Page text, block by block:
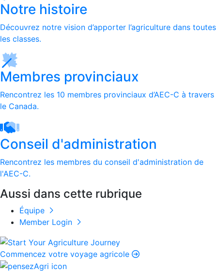
Notre histoire
Découvrez notre vision d’apporter l’agriculture dans toutes
les classes.
Membres provinciaux
Rencontrez les 10 membres provinciaux d’AEC-C à travers
le Canada.
Conseil d'administration
Rencontrez les membres du conseil d'administration de
l'AEC-C.
Aussi dans cette rubrique
Équipe
Member Login
Commencez votre voyage agricole